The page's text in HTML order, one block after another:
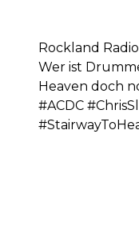
Rockland
Wer ist
Heaven doch
#ACDC